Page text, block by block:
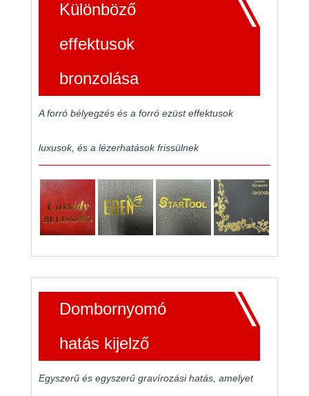
Különböző
effektusok
bronzolása
A forró bélyegzés és a forró ezüst effektusok
luxusok, és a lézerhatások frissülnek
Dombornyomó
hatás kijelző
Egyszerű és egyszerű gravírozási hatás, amelyet